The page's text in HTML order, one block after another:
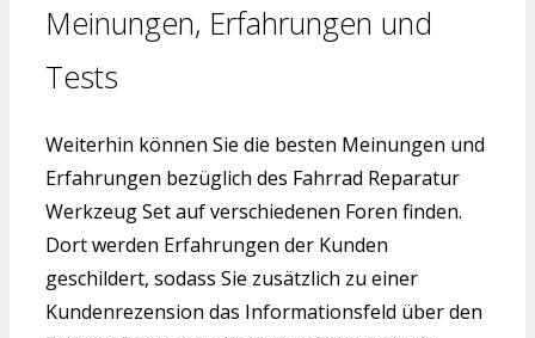
Meinungen, Erfahrungen und
Tests
Weiterhin können Sie die besten Meinungen und
Erfahrungen bezüglich des Fahrrad Reparatur
Werkzeug Set auf verschiedenen Foren finden.
Dort werden Erfahrungen der Kunden
geschildert, sodass Sie zusätzlich zu einer
Kundenrezension das Informationsfeld über den